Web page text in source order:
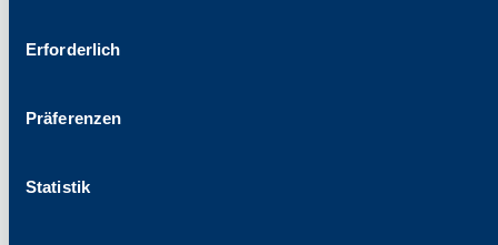
mitErforderlich
Präferenzen
Statistik